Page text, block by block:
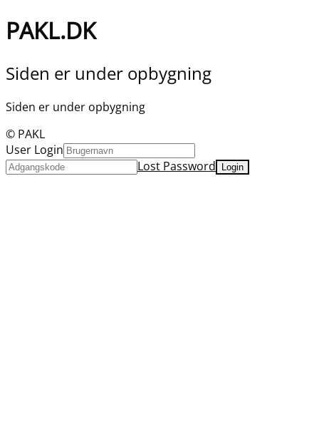
PAKL.DK
Siden er under opbygning
Siden er under opbygning
© PAKL
User Login
Lost Password